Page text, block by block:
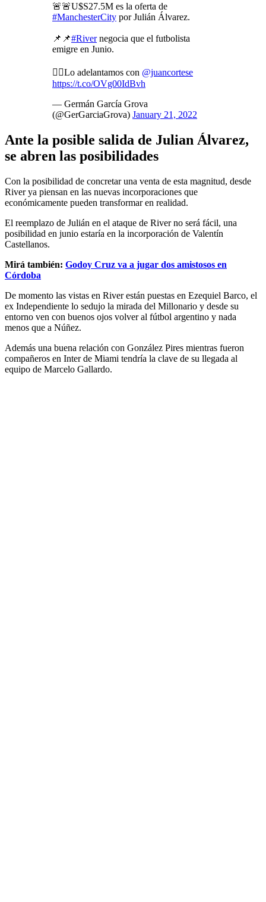
🚨🚨U$S27.5M es la oferta de
#ManchesterCity por Julián Álvarez.
📌📌#Rivernegocia que el futbolista
emigre en Junio.
👉🏾Lo adelantamos con @juancortese
https://t.co/OVg00IdBvh
— Germán García Grova
(@GerGarciaGrova) January 21, 2022
Ante la posible salida de Julian Álvarez,
se abren las posibilidades
Con la posibilidad de concretar una venta de esta magnitud, desde
River ya piensan en las nuevas incorporaciones que
económicamente pueden transformar en realidad.
El reemplazo de Julián en el ataque de River no será fácil, una
posibilidad en junio estaría en la incorporación de Valentín
Castellanos.
Mirá también: Godoy Cruz va a jugar dos amistosos en
Córdoba
De momento las vistas en River están puestas en Ezequiel Barco, el
ex Independiente lo sedujo la mirada del Millonario y desde su
entorno ven con buenos ojos volver al fútbol argentino y nada
menos que a Núñez.
Además una buena relación con González Pires mientras fueron
compañeros en Inter de Miami tendría la clave de su llegada al
equipo de Marcelo Gallardo.